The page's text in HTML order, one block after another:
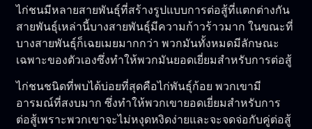
ไก่ชนมีหลายสายพันธุ์ที่สร้างรูปแบบการต่อสู้ที่แตกต่างกัน
สายพันธุ์เหล่านี้บางสายพันธุ์มีความก้าวร้าวมาก ในขณะที่
บางสายพันธุ์ก็เฉยเมยมากกว่า พวกมันทั้งหมดมีลักษณะ
เฉพาะของตัวเองซึ่งทำให้พวกมันยอดเยี่ยมสำหรับการต่อสู้
ไก่ชนชนิดที่พบได้บ่อยที่สุดคือไก่พันธุ์ก้อย พวกเขามี
อารมณ์ที่สงบมาก ซึ่งทำให้พวกเขายอดเยี่ยมสำหรับการ
ต่อสู้เพราะพวกเขาจะไม่หงุดหงิดง่ายและจะจดจ่อกับคู่ต่อสู้